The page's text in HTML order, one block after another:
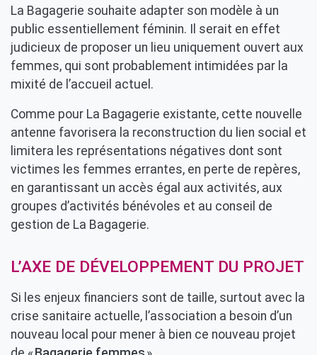
La Bagagerie souhaite adapter son modèle à un
public essentiellement féminin. Il serait en effet
judicieux de proposer un lieu uniquement ouvert aux
femmes, qui sont probablement intimidées par la
mixité de l’accueil actuel.
Comme pour La Bagagerie existante, cette nouvelle
antenne favorisera la reconstruction du lien social et
limitera les représentations négatives dont sont
victimes les femmes errantes, en perte de repères,
en garantissant un accès égal aux activités, aux
groupes d’activités bénévoles et au conseil de
gestion de La Bagagerie.
L’AXE DE DÉVELOPPEMENT DU PROJET
Si les enjeux financiers sont de taille, surtout avec la
crise sanitaire actuelle, l’association a besoin d’un
nouveau local pour mener à bien ce nouveau projet